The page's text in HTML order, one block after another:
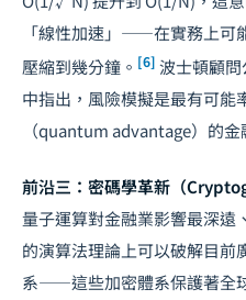
「線性加速」——在實務上可
壓縮到幾分鐘。 [6] 波士頓顧問
中指出，風險模擬是最有可能
（quantum advantage）的金
前沿三：密碼學革新（
量子運算對金融業影響最深遠
的演算法理論上可以破解目前
系——這些加密體系保護著全